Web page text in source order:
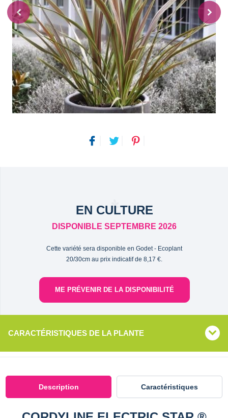
EN CULTURE
DISPONIBLE SEPTEMBRE 2026
Cette variété sera disponible en Godet - Ecoplant
20/30cm au prix indicatif de 8,17 €.
ME PRÉVENIR DE LA DISPONIBILITÉ
CARACTÉRISTIQUES DE LA PLANTE
Description Caractéristiques